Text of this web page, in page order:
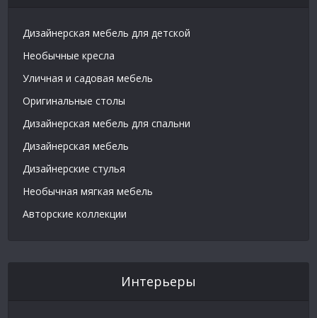
Дизайнерская мебель для детской
Необычные кресла
Уличная и садовая мебель
Оригинальные столы
Дизайнерская мебель для спальни
Дизайнерская мебель
Дизайнерские стулья
Необычная мягкая мебель
Авторские коллекции
Интерьеры